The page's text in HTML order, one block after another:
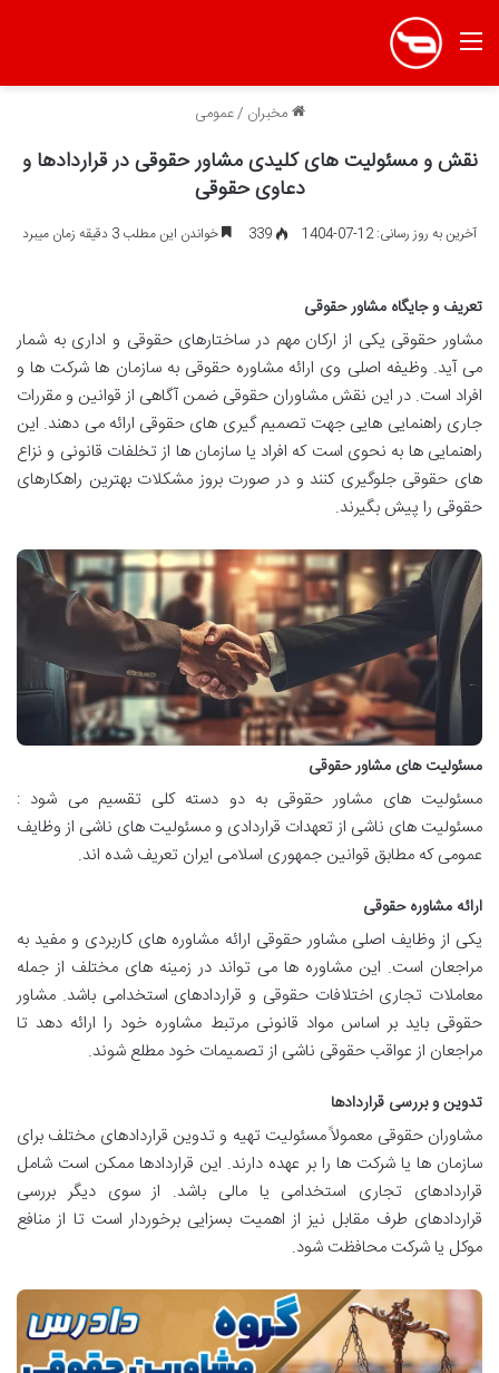
منو
مخبران /عمومی
نقش و مسئولیت های کلیدی مشاور حقوقی در قراردادها و
دعاوی حقوقی
آخرین به روز رسانی: 12-07-1404 339 خواندن این مطلب 3 دقیقه زمان میبرد
تعریف و جایگاه مشاور حقوقی
مشاور حقوقی یکی از ارکان مهم در ساختارهای حقوقی و اداری به شمار
می آید. وظیفه اصلی وی ارائه مشاوره حقوقی به سازمان ها شرکت ها و
افراد است. در این نقش مشاوران حقوقی ضمن آگاهی از قوانین و مقررات
جاری راهنمایی هایی جهت تصمیم گیری های حقوقی ارائه می دهند. این
راهنمایی ها به نحوی است که افراد یا سازمان ها از تخلفات قانونی و نزاع
های حقوقی جلوگیری کنند و در صورت بروز مشکلات بهترین راهکارهای
حقوقی را پیش بگیرند.
مسئولیت های مشاور حقوقی
مسئولیت های مشاور حقوقی به دو دسته کلی تقسیم می شود :
مسئولیت های ناشی از تعهدات قراردادی و مسئولیت های ناشی از وظایف
عمومی که مطابق قوانین جمهوری اسلامی ایران تعریف شده اند.
ارائه مشاوره حقوقی
یکی از وظایف اصلی مشاور حقوقی ارائه مشاوره های کاربردی و مفید به
مراجعان است. این مشاوره ها می تواند در زمینه های مختلف از جمله
معاملات تجاری اختلافات حقوقی و قراردادهای استخدامی باشد. مشاور
حقوقی باید بر اساس مواد قانونی مرتبط مشاوره خود را ارائه دهد تا
مراجعان از عواقب حقوقی ناشی از تصمیمات خود مطلع شوند.
تدوین و بررسی قراردادها
مشاوران حقوقی معمولاً مسئولیت تهیه و تدوین قراردادهای مختلف برای
سازمان ها یا شرکت ها را بر عهده دارند. این قراردادها ممکن است شامل
قراردادهای تجاری استخدامی یا مالی باشد. از سوی دیگر بررسی
قراردادهای طرف مقابل نیز از اهمیت بسزایی برخوردار است تا از منافع
موکل یا شرکت محافظت شود.